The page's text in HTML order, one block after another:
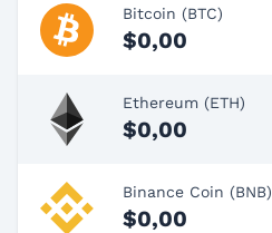
Bitcoin (BTC)
$0,00
Ethereum (ETH)
$0,00
Binance Coin (BNB)
$0,00